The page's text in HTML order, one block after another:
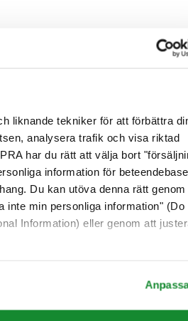
liknande tekniker för att förbättra
analysera trafik och visa riktad
har du rätt att välja bort
information för
Du kan utöva denna rätt genom
inte min personliga information" (Do
Information) eller genom att
avtal
Klubben
information